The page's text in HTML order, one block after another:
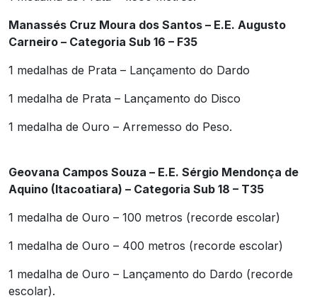
Manassés Cruz Moura dos Santos – E.E. Augusto
Carneiro – Categoria Sub 16 – F35
1 medalhas de Prata – Lançamento do Dardo
1 medalha de Prata – Lançamento do Disco
1 medalha de Ouro – Arremesso do Peso.
Geovana Campos Souza – E.E. Sérgio Mendonça de
Aquino (Itacoatiara) – Categoria Sub 18 – T35
1 medalha de Ouro – 100 metros (recorde escolar)
1 medalha de Ouro – 400 metros (recorde escolar)
1 medalha de Ouro – Lançamento do Dardo (recorde
escolar).